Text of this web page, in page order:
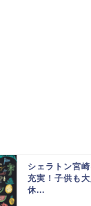
シェラトン宮
充実！子供も
休...